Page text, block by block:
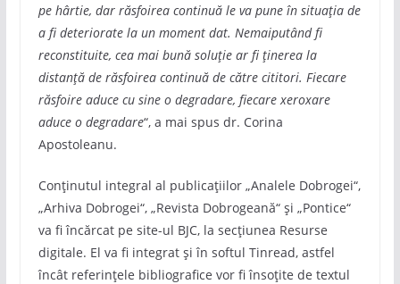
pe hârtie, dar răsfoirea continuă le va pune în situația de
a fi deteriorate la un moment dat. Nemaiputând fi
reconstituite, cea mai bună soluție ar fi ținerea la
distanță de răsfoirea continuă de către cititori. Fiecare
răsfoire aduce cu sine o degradare, fiecare xeroxare
aduce o degradare“, a mai spus dr. Corina
Apostoleanu.
Conținutul integral al publicațiilor „Analele Dobrogei“,
„Arhiva Dobrogei“, „Revista Dobrogeană“ și „Pontice“
va fi încărcat pe site-ul BJC, la secțiunea Resurse
digitale. El va fi integrat și în softul Tinread, astfel
încât referințele bibliografice vor fi însoțite de textul